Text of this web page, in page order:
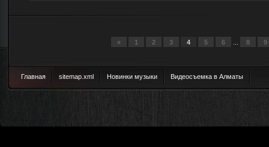
« 1 2 3 4 5 6 8 9
Главная sitemap.xml Новинки музыки Видеосъемка в Алматы